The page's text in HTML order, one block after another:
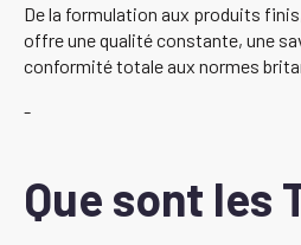
De la formulation aux produits
offre une qualité constante, une
conformité totale aux normes
-
Que sont les